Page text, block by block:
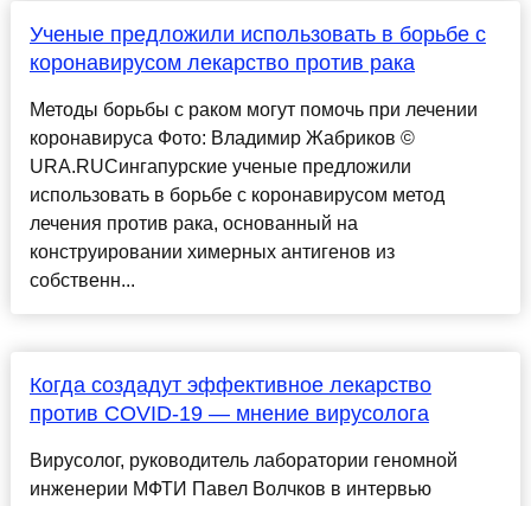
Ученые предложили использовать в борьбе с
коронавирусом лекарство против рака
Методы борьбы с раком могут помочь при лечении
коронавируса Фото: Владимир Жабриков ©
URA.RUСингапурские ученые предложили
использовать в борьбе с коронавирусом метод
лечения против рака, основанный на
конструировании химерных антигенов из
собственн...
Когда создадут эффективное лекарство
против COVID-19 — мнение вирусолога
Вирусолог, руководитель лаборатории геномной
инженерии МФТИ Павел Волчков в интервью